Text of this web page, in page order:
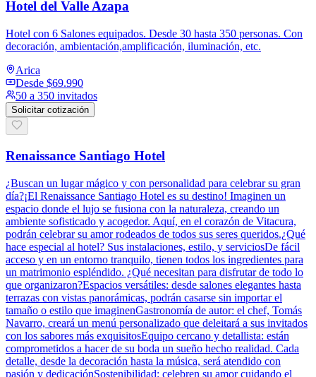
Hotel del Valle Azapa
Hotel con 6 Salones equipados. Desde 30 hasta 350 personas. Con
decoración, ambientación,amplificación, iluminación, etc.
Arica
Desde $69.990
50 a 350 invitados
Solicitar cotización
Renaissance Santiago Hotel
¿Buscan un lugar mágico y con personalidad para celebrar su gran
día?¡El Renaissance Santiago Hotel es su destino! Imaginen un
espacio donde el lujo se fusiona con la naturaleza, creando un
ambiente sofisticado y acogedor. Aquí, en el corazón de Vitacura,
podrán celebrar su amor rodeados de todos sus seres queridos.¿Qué
hace especial al hotel? Sus instalaciones, estilo, y serviciosDe fácil
acceso y en un entorno tranquilo, tienen todos los ingredientes para
un matrimonio espléndido. ¿Qué necesitan para disfrutar de todo lo
que organizaron?Espacios versátiles: desde salones elegantes hasta
terrazas con vistas panorámicas, podrán casarse sin importar el
tamaño o estilo que imaginenGastronomía de autor: el chef, Tomás
Navarro, creará un menú personalizado que deleitará a sus invitados
con los sabores más exquisitosEquipo cercano y detallista: están
comprometidos a hacer de su boda un sueño hecho realidad. Cada
detalle, desde la decoración hasta la música, será atendido con
pasión y dedicaciónSostenibilidad: celebren su amor cuidando el